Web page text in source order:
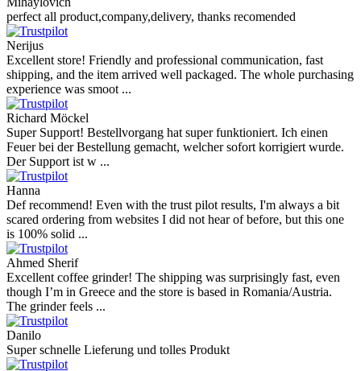
perfect all product,company,delivery, thanks recomended
Nerijus
Excellent store! Friendly and professional communication, fast
shipping, and the item arrived well packaged. The whole purchasing
experience was smoot ...
Richard Möckel
Super Support! Bestellvorgang hat super funktioniert. Ich einen
Feuer bei der Bestellung gemacht, welcher sofort korrigiert wurde.
Der Support ist w ...
Hanna
Def recommend! Even with the trust pilot results, I'm always a bit
scared ordering from websites I did not hear of before, but this one
is 100% solid ...
Ahmed Sherif
Excellent coffee grinder! The shipping was surprisingly fast, even
though I’m in Greece and the store is based in Romania/Austria.
The grinder feels ...
Danilo
Super schnelle Lieferung und tolles Produkt